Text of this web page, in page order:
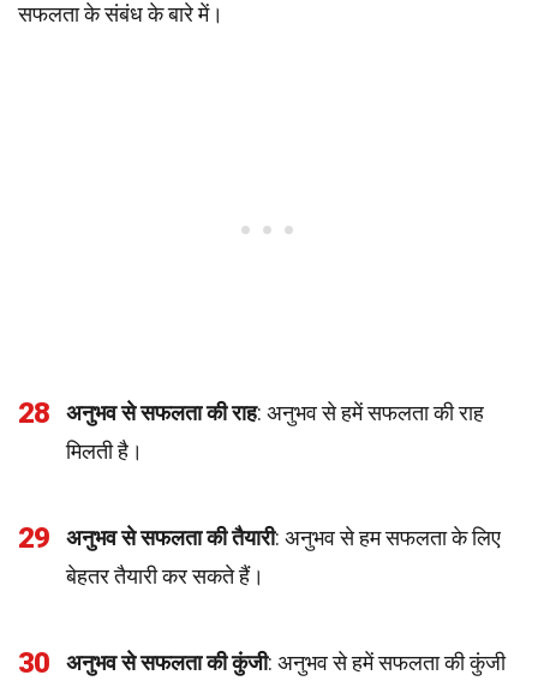
सफलता के संबंध के बारे में।
28 अनुभव से सफलता की राह: अनुभव से हमें सफलता की राह
मिलती है।
29 अनुभव से सफलता की तैयारी: अनुभव से हम सफलता के लिए
बेहतर तैयारी कर सकते हैं।
30 अनुभव से सफलता की कुंजी: अनुभव से हमें सफलता की कुंजी